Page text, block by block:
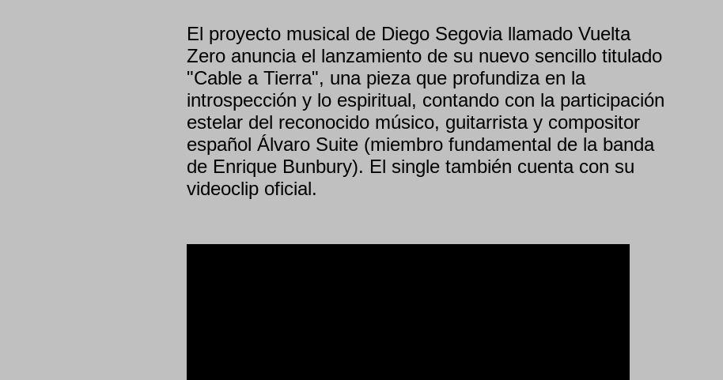
El proyecto musical de Diego Segovia llamado Vuelta
Zero anuncia el lanzamiento de su nuevo sencillo titulado
"Cable a Tierra", una pieza que profundiza en la
introspección y lo espiritual, contando con la participación
estelar del reconocido músico, guitarrista y compositor
español Álvaro Suite (miembro fundamental de la banda
de Enrique Bunbury). El single también cuenta con su
videoclip oficial.